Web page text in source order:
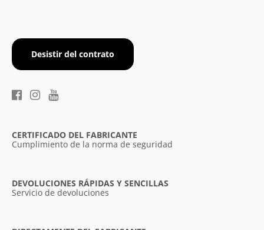
Desistir del contrato
CERTIFICADO DEL FABRICANTE
Cumplimiento de la norma de seguridad
DEVOLUCIONES RÁPIDAS Y SENCILLAS
Servicio de devoluciones